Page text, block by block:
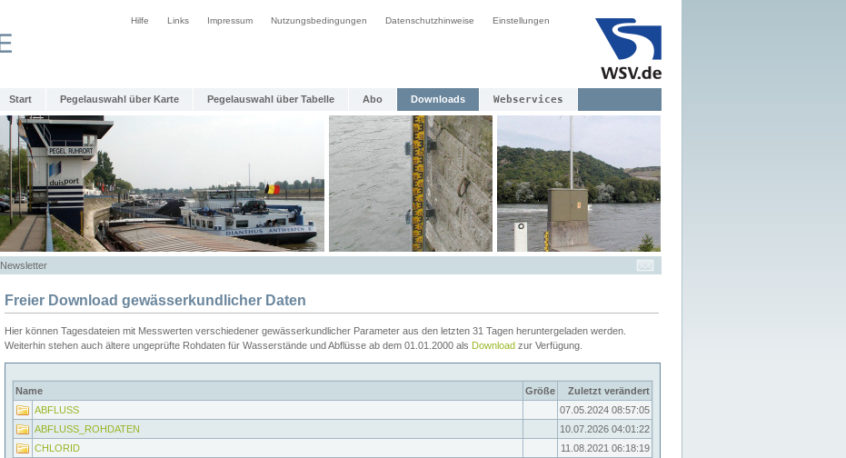
Hilfe Links Impressum Nutzungsbedingungen Datenschutzhinweise Einstellungen
Start Pegelauswahl über Karte Pegelauswahl über Tabelle Abo Downloads Webservices
Newsletter
Freier Download gewässerkundlicher Daten
Hier können Tagesdateien mit Messwerten verschiedener gewässerkundlicher Parameter aus den letzten 31 Tagen heruntergeladen werden.
Weiterhin stehen auch ältere ungeprüfte Rohdaten für Wasserstände und Abflüsse ab dem 01.01.2000 als Download zur Verfügung.
Name Größe
Zuletzt verändert
ABFLUSS
07.05.2024 08:57:05
ABFLUSS_ROHDATEN
10.07.2026 04:01:22
CHLORID
11.08.2021 06:18:19